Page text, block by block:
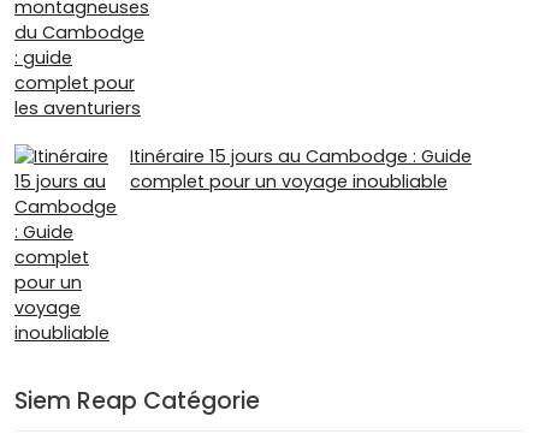
Itinéraire 15 jours au Cambodge : Guide
complet pour un voyage inoubliable
Siem Reap Catégorie